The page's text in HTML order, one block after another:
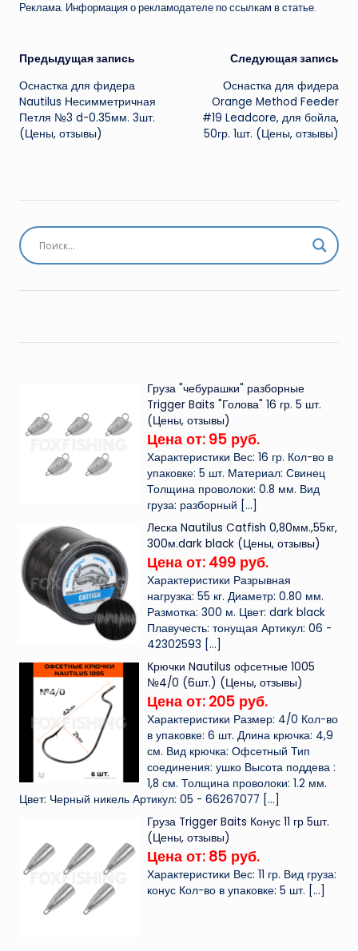
Реклама. Информация о рекламодателе по ссылкам в статье.
Навигация
записи
Предыдущая запись
Оснастка для фидера
Nautilus Несимметричная
Петля №3 d-0.35мм. 3шт.
(Цены, отзывы)
Следующая запись
Оснастка для фидера
Orange Method Feeder
#19 Leadcore, для бойла,
50гр. 1шт. (Цены, отзывы)
Груза "чебурашки" разборные
Trigger Baits "Голова" 16 гр. 5 шт.
(Цены, отзывы)
Цена от: 95 руб.
Характеристики Вес: 16 гр. Кол-во в
упаковке: 5 шт. Материал: Свинец
Толщина проволоки: 0.8 мм. Вид
груза: разборный […]
Леска Nautilus Catfish 0,80мм.,55кг,
300м.dark black (Цены, отзывы)
Цена от: 499 руб.
Характеристики Разрывная
нагрузка: 55 кг. Диаметр: 0.80 мм.
Размотка: 300 м. Цвет: dark black
Плавучесть: тонущая Артикул: 06 -
42302593 […]
Крючки Nautilus офсетные 1005
№4/0 (6шт.) (Цены, отзывы)
Цена от: 205 руб.
Характеристики Размер: 4/0 Кол-во
в упаковке: 6 шт. Длина крючка: 4,9
см. Вид крючка: Офсетный Тип
соединения: ушко Высота поддева :
1,8 см. Толщина проволоки: 1.2 мм.
Цвет: Черный никель Артикул: 05 - 66267077 […]
Груза Trigger Baits Конус 11 гр 5шт.
(Цены, отзывы)
Цена от: 85 руб.
Характеристики Вес: 11 гр. Вид груза:
конус Кол-во в упаковке: 5 шт. […]